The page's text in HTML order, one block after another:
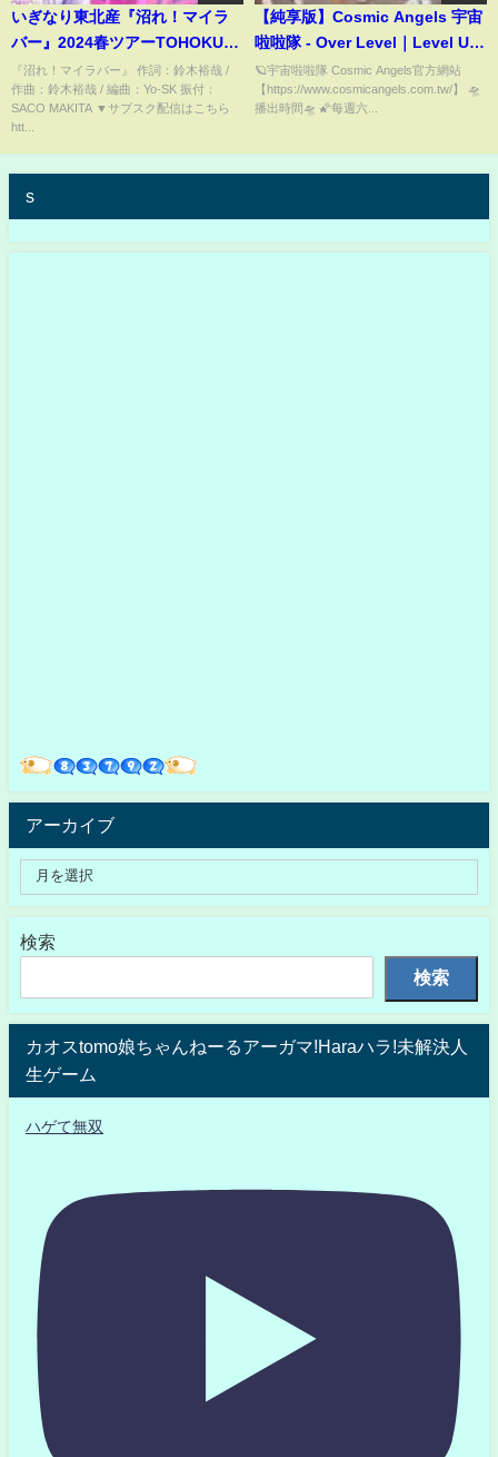
いぎなり東北産『沼れ！マイラ
バー』2024春ツアーTOHOKU-
SAN EXPO ファイナル 豊洲PIT
『沼れ！マイラバー』 作詞：鈴木裕哉 /
作曲：鈴木裕哉 / 編曲：Yo-SK 振付：
SACO MAKITA ▼サブスク配信はこちら
htt...
【純享版】Cosmic Angels 宇宙
啦啦隊 - Over Level｜Level Up
B Team
🪐宇宙啦啦隊 Cosmic Angels官方網站
【https://www.cosmicangels.com.tw/】 🛸
播出時間🛸 🌠每週六...
s
アーカイブ
検索
検索
カオスtomo娘ちゃんねーるアーガマ!Haraハラ!未解決人
生ゲーム
ハゲて無双